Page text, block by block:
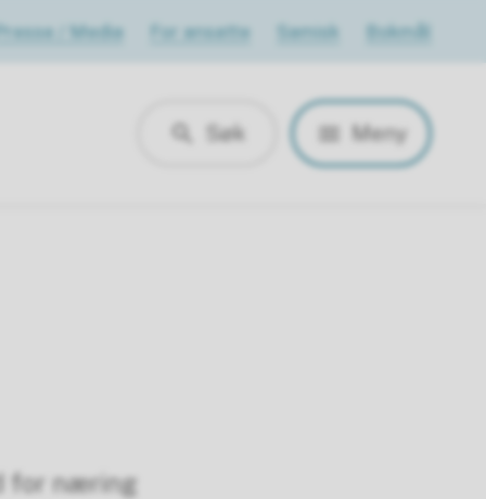
Presse / Media For ansatte Samisk Bokmål
Søk Meny
for næring